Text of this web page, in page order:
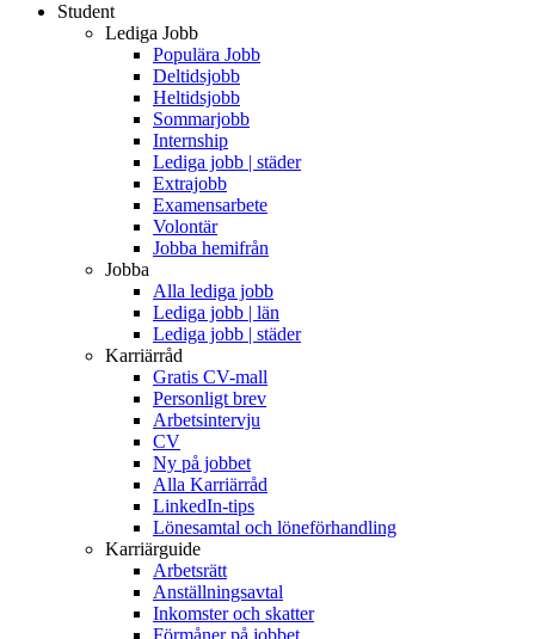
Student
Lediga Jobb
Populära Jobb
Deltidsjobb
Heltidsjobb
Sommarjobb
Internship
Lediga jobb | städer
Extrajobb
Examensarbete
Volontär
Jobba hemifrån
Jobba
Alla lediga jobb
Lediga jobb | län
Lediga jobb | städer
Karriärråd
Gratis CV-mall
Personligt brev
Arbetsintervju
CV
Ny på jobbet
Alla Karriärråd
LinkedIn-tips
Lönesamtal och löneförhandling
Karriärguide
Arbetsrätt
Anställningsavtal
Inkomster och skatter
Förmåner på jobbet